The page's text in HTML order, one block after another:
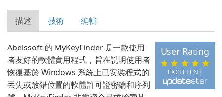
描述 技術 編輯
EXCELLENT
User Rating
Abelssoft 的 MyKeyFinder 是一款使用
者友好的軟體實用程式，旨在説明使用者
恢復基於 Windows 系統上已安裝程式的
丟失或放錯位置的軟體許可證密鑰和序列